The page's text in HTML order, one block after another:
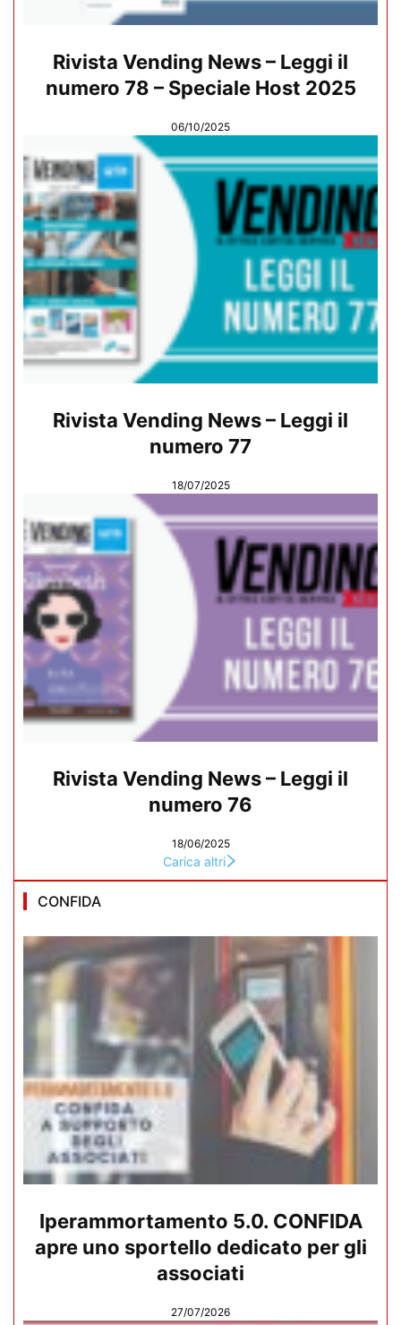
Rivista Vending News – Leggi il
numero 78 – Speciale Host 2025
06/10/2025
Rivista Vending News – Leggi il
numero 77
18/07/2025
Rivista Vending News – Leggi il
numero 76
18/06/2025
Carica altri
CONFIDA
Iperammortamento 5.0. CONFIDA
apre uno sportello dedicato per gli
associati
27/07/2026